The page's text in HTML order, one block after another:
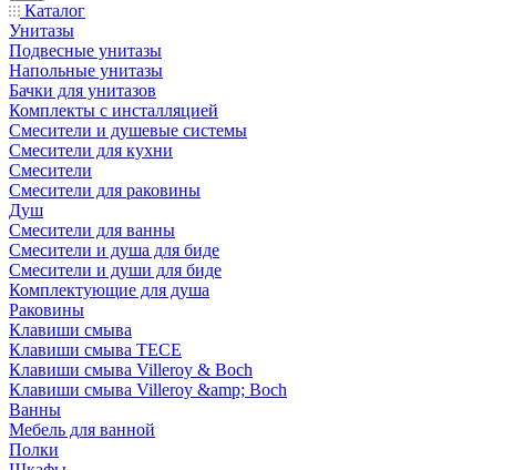
Каталог
Унитазы
Подвесные унитазы
Напольные унитазы
Бачки для унитазов
Комплекты с инсталляцией
Смесители и душевые системы
Смесители для кухни
Смесители
Смесители для раковины
Душ
Смесители для ванны
Смесители и душа для биде
Смесители и души для биде
Комплектующие для душа
Раковины
Клавиши смыва
Клавиши смыва TECE
Клавиши смыва Villeroy & Boch
Клавиши смыва Villeroy &amp; Boch
Ванны
Мебель для ванной
Полки